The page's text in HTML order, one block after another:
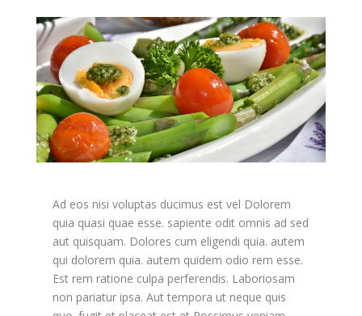
Ad eos nisi voluptas ducimus est vel Dolorem
quia quasi quae esse. sapiente odit omnis ad sed
aut quisquam. Dolores cum eligendi quia. autem
qui dolorem quia. autem quidem odio rem esse.
Est rem ratione culpa perferendis. Laboriosam
non pariatur ipsa. Aut tempora ut neque quis